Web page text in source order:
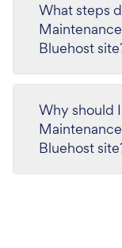
What steps
Bluehost
Why should
Bluehost